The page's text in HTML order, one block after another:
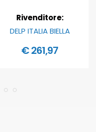
Rivenditore:
DELP ITALIA BIELLA
€ 261,97